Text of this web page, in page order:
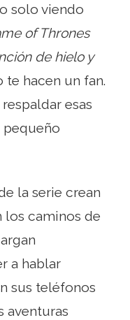
solo viendo
of Thrones
de hielo y
te hacen un fan.
esas
pequeño
la serie crean
los caminos de
a hablar
sus teléfonos
aventuras